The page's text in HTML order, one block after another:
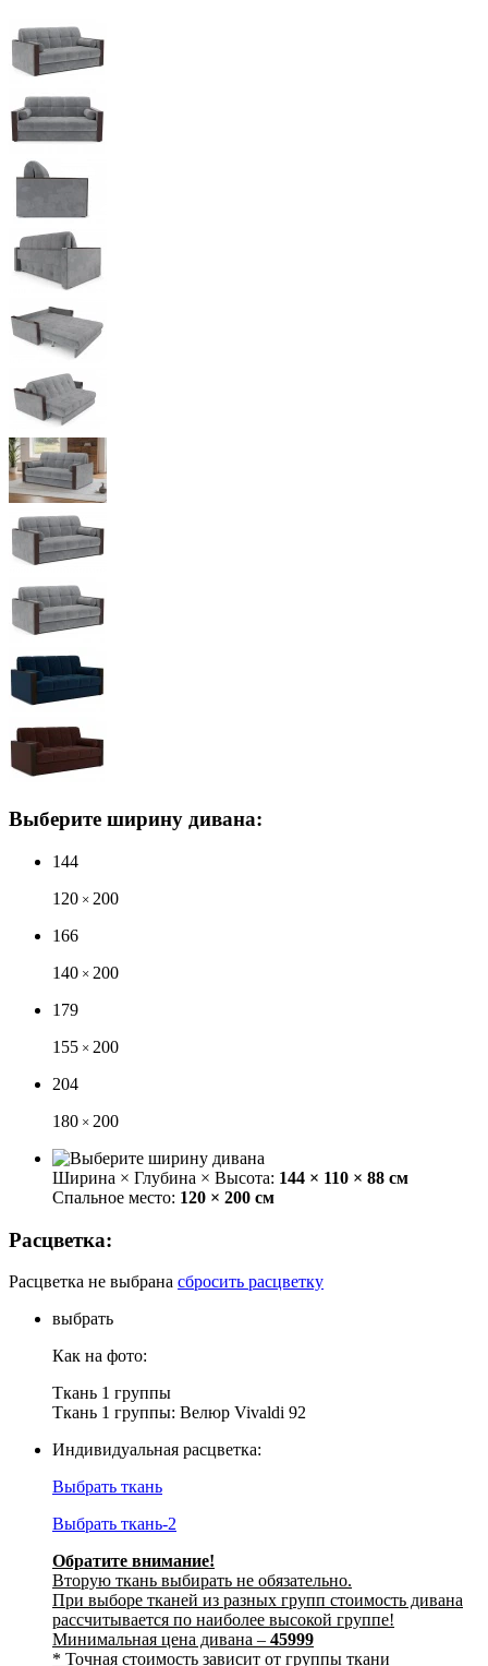
Выберите ширину дивана:
144
120 × 200
166
140 × 200
179
155 × 200
204
180 × 200
Ширина × Глубина × Высота: 144 × 110 × 88 см
Спальное место: 120 × 200 см
Расцветка:
Расцветка не выбрана сбросить расцветку
выбрать
Как на фото:
Ткань 1 группы
Ткань 1 группы: Велюр Vivaldi 92
Индивидуальная расцветка:
Выбрать ткань
Выбрать ткань-2
Обратите внимание!
Вторую ткань выбирать не обязательно.
При выборе тканей из разных групп стоимость дивана
рассчитывается по наиболее высокой группе!
Минимальная цена дивана – 45999
* Точная стоимость зависит от группы ткани